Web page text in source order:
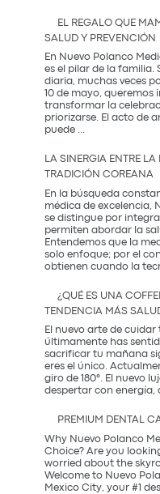
EL REGALO QUE
SALUD Y PREVENCIÓN
En Nuevo Polanco
es el pilar de la familia.
diaria, muchas veces
10 de mayo,
transformar la
priorizarse. El acto de
puede ...
que
Realmente
Necesita:
Salud
y
Prevención
LA SINERGIA ENTRE
TRADICIÓN COREANA
En la búsqueda
médica de excelencia,
se distingue por
permiten abordar la
Entendemos que la
solo enfoque; por el
obtienen cuando la
¿QUÉ ES UNA
TENDENCIA MÁS
El nuevo arte de
últimamente has
sacrificar tu mañana
eres el único.
giro de 180°. El nuevo
despertar con energía,
PREMIUM DENTAL
Why Nuevo Polanco
Choice? Are you
worried about the
Welcome to Nuevo
Mexico City, your #1